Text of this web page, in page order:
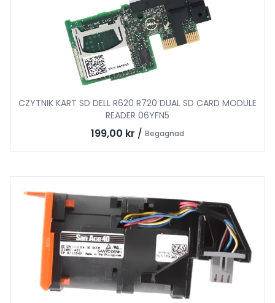
CZYTNIK KART SD DELL R620 R720 DUAL SD CARD MODULE
READER 06YFN5
199,00 kr / Begagnad